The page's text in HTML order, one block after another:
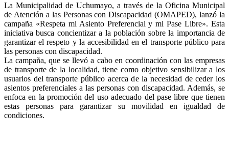
La Municipalidad de Uchumayo, a través de la Oficina Municipal
de Atención a las Personas con Discapacidad (OMAPED), lanzó la
campaña «Respeta mi Asiento Preferencial y mi Pase Libre». Esta
iniciativa busca concientizar a la población sobre la importancia de
garantizar el respeto y la accesibilidad en el transporte público para
las personas con discapacidad.
La campaña, que se llevó a cabo en coordinación con las empresas
de transporte de la localidad, tiene como objetivo sensibilizar a los
usuarios del transporte público acerca de la necesidad de ceder los
asientos preferenciales a las personas con discapacidad. Además, se
enfoca en la promoción del uso adecuado del pase libre que tienen
estas personas para garantizar su movilidad en igualdad de
condiciones.